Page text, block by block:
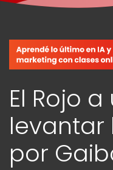
El Rojo
levantar
por